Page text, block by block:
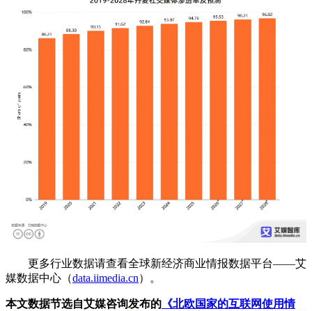
更多行业数据请查看全球新经济商业情报数据平台——艾
媒数据中心（data.iimedia.cn）。
本文数据节选自艾媒咨询发布的 《北欧国家的互联网使用情